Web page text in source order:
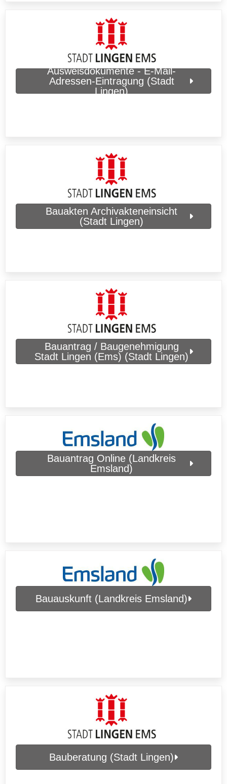
Ausweisdokumente - E-Mail-
Adressen-Eintragung (Stadt
Lingen)
Bauakten Archivakteneinsicht
(Stadt Lingen)
Bauantrag / Baugenehmigung
Stadt Lingen (Ems) (Stadt Lingen)
Bauantrag Online (Landkreis
Emsland)
Bauauskunft (Landkreis Emsland)
Bauberatung (Stadt Lingen)